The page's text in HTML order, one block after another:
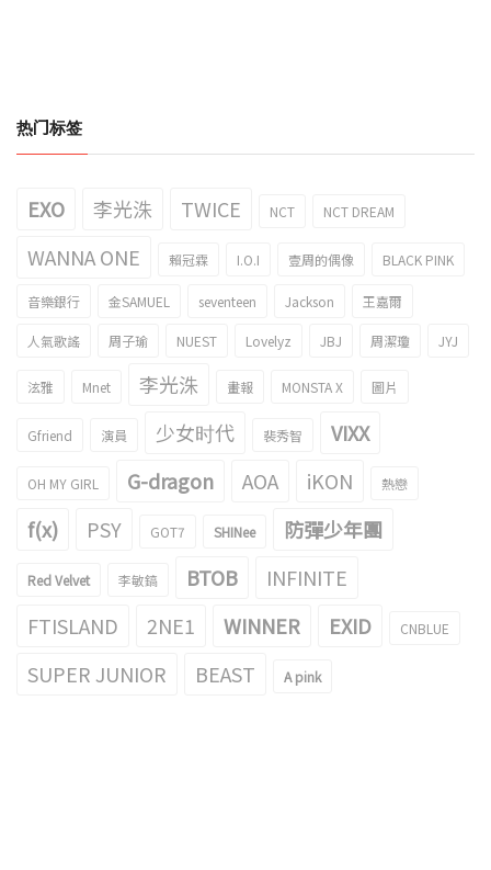
热门标签
EXO 李光洙 TWICE NCT NCT DREAM
WANNA ONE 賴冠霖 I.O.I 壹周的偶像 BLACK PINK
音樂銀行 金SAMUEL seventeen Jackson 王嘉爾
人氣歌謠 周子瑜 NUEST Lovelyz JBJ 周潔瓊 JYJ
泫雅 Mnet 李光洙 畫報 MONSTA X 圖片
Gfriend 演員 少女时代 裴秀智 VIXX
OH MY GIRL G-dragon AOA iKON 熱戀
f(x) PSY GOT7 SHINee 防彈少年團
Red Velvet 李敏鎬 BTOB
INFINITE
FTISLAND
2NE1 WINNER EXID CNBLUE
SUPER JUNIOR BEAST A pink